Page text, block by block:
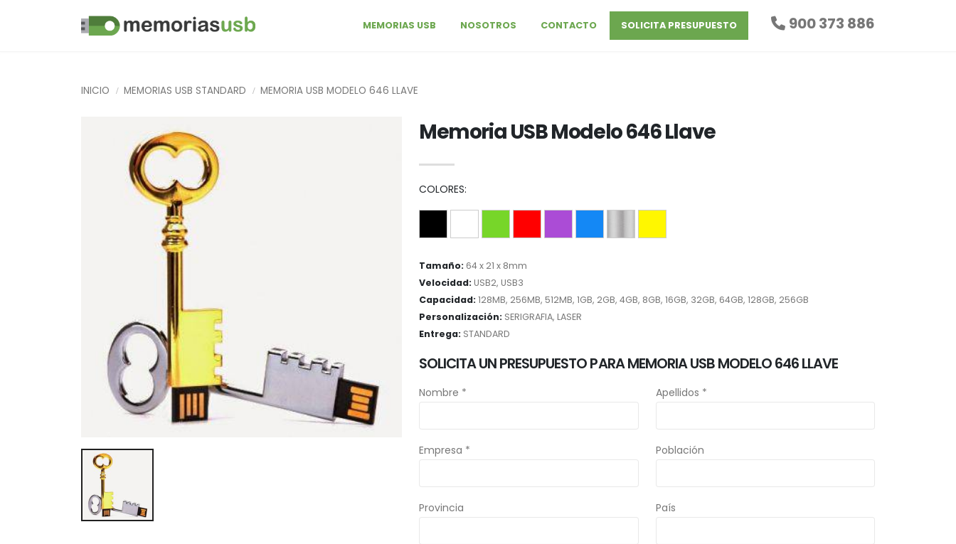
MEMORIAS USB NOSOTROS CONTACTO SOLICITA PRESUPUESTO 900 373 886
INICIO MEMORIAS USB STANDARD MEMORIA USB MODELO 646 LLAVE
Memoria USB Modelo 646 Llave
COLORES:
Tamaño: 64 x 21 x 8mm
Velocidad: USB2, USB3
Capacidad: 128MB, 256MB, 512MB, 1GB, 2GB, 4GB, 8GB, 16GB, 32GB, 64GB, 128GB, 256GB
Personalización: SERIGRAFIA, LASER
Entrega: STANDARD
SOLICITA UN PRESUPUESTO PARA MEMORIA USB MODELO 646 LLAVE
Nombre * Apellidos *
Empresa * Población
Provincia País